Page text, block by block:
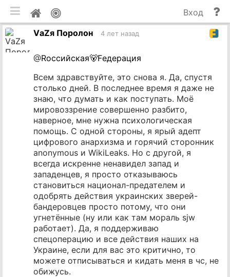
Мой
профиль
и
Вход
VаZя Поролон
4 лет назад
@Rоссийская🐻Fедерация
Всем здравствуйте, это снова я. Да, спустя
столько дней. В последнее время я даже не
знаю, что думать и как поступать. Моё
мировоззрение совершенно разбито,
наверное, мне нужна психологическая
помощь. С одной стороны, я ярый адепт
цифрового анархизма и горячий сторонник
anonymous и WikiLeaks. Но с другой, я
всегда искренне ненавидел запад и
западенцев, я просто отказываюсь
становиться национал-предателем и
одобрять действия украинских зверей-
бандеровцев просто потому, что они
угнетённые (ну или как там мораль sjw
работает). Да, я поддерживаю
спецоперацию и все действия наших на
Украине, если для вас это критично, то
можете отписываться и кидать меня в чс, не
обижусь.
мобильная версия